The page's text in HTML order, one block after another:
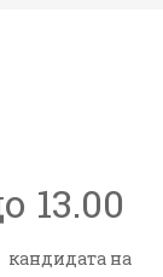
13.00
кандидата на